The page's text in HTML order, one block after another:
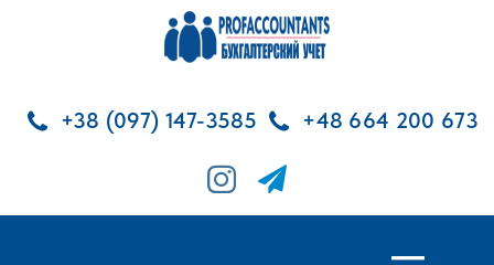
+38 (097) 147-3585 +48 664 200 673